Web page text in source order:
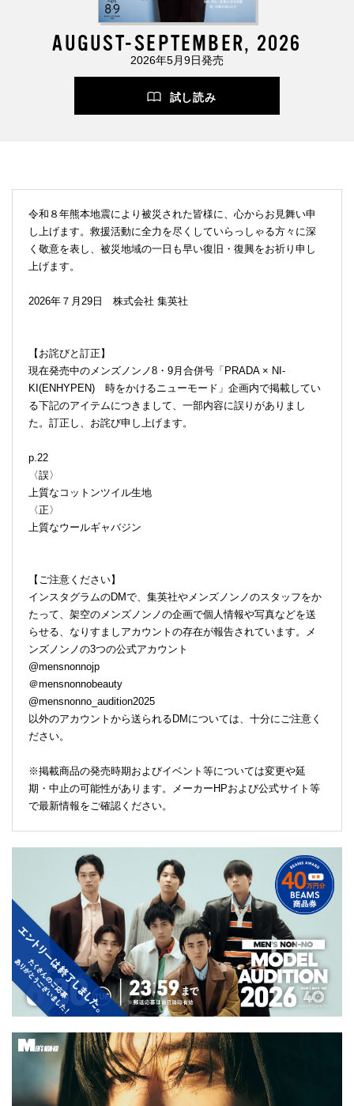
AUGUST-SEPTEMBER, 2026
2026年5月9日発売
試し読み
令和８年熊本地震により被災された皆様に、心からお見舞い申
し上げます。救援活動に全力を尽くしていらっしゃる方々に深
く敬意を表し、被災地域の一日も早い復旧・復興をお祈り申し
上げます。
2026年７月29日 株式会社 集英社
【お詫びと訂正】
現在発売中のメンズノンノ8・9月合併号「PRADA × NI-
KI(ENHYPEN) 時をかけるニューモード」企画内で掲載してい
る下記のアイテムにつきまして、一部内容に誤りがありまし
た。訂正し、お詫び申し上げます。
p.22
〈誤〉
上質なコットンツイル生地
〈正〉
上質なウールギャバジン
【ご注意ください】
インスタグラムのDMで、集英社やメンズノンノのスタッフをか
たって、架空のメンズノンノの企画で個人情報や写真などを送
らせる、なりすましアカウントの存在が報告されています。メ
ンズノンノの3つの公式アカウント
@mensnonnojp
＠mensnonnobeauty
@mensnonno_audition2025
以外のアカウントから送られるDMについては、十分にご注意く
ださい。
※掲載商品の発売時期およびイベント等については変更や延
期・中止の可能性があります。メーカーHPおよび公式サイト等
で最新情報をご確認ください。